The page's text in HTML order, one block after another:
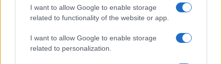
I want to allow Google to enable storage
related to functionality of the website or app.
I want to allow Google to enable storage
related to personalization.
se i ministri, con i loro eserciti di funzionari
organici ai ministeri, non riescono a predisporre
ed a implementare i piani di impiego delle risorse
europee lo dichiarassero, facendo un passo